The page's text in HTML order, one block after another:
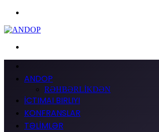
ANDOP
RƏHBƏRLİKDƏN
İCTIMAI BIRLIYI
KONFRANSLAR
TƏLİMLƏR